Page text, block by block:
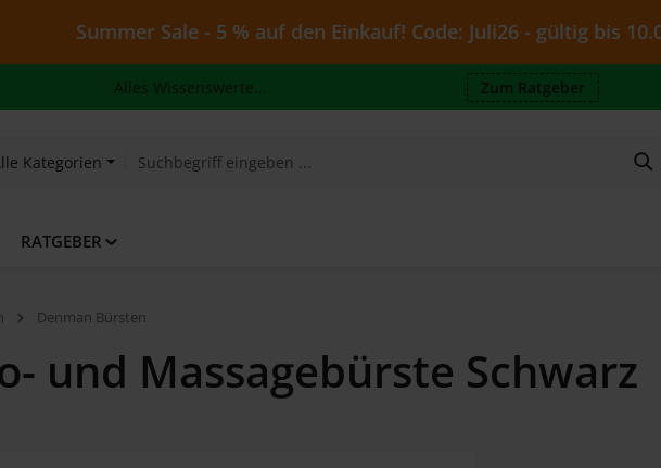
Summer Sale - 5 % auf den Einkauf! Code: Juli26 - gültig bis 10.08.2026
Alles Wissenswerte... Zum Ratgeber
Kategorien
RATGEBER
Denman Bürsten
und Massagebürste Schwarz